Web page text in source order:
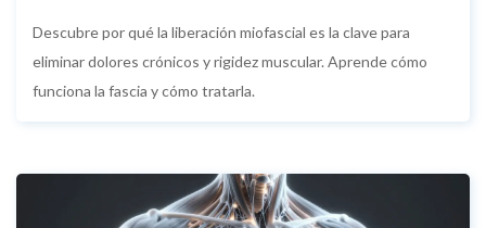
Descubre por qué la liberación miofascial es la clave para
eliminar dolores crónicos y rigidez muscular. Aprende cómo
funciona la fascia y cómo tratarla.